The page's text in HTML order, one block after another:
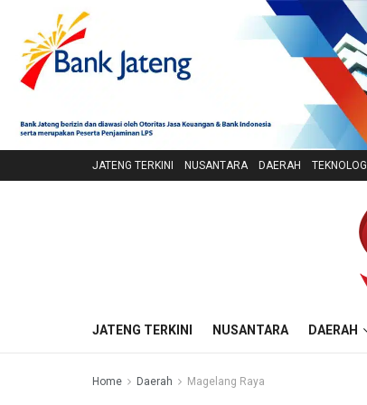
JATENG TERKINI NUSANTARA DAERAH TEKNOLOGI
JATENG TERKINI NUSANTARA DAERAH
Home Daerah Magelang Raya